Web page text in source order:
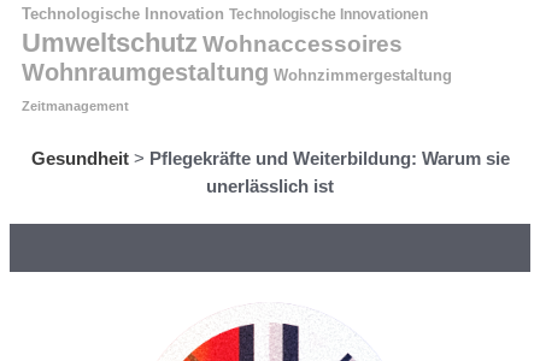
Technologische Innovation Technologische Innovationen
Umweltschutz Wohnaccessoires
Wohnraumgestaltung Wohnzimmergestaltung
Zeitmanagement
Gesundheit> Pflegekräfte und Weiterbildung: Warum sie
unerlässlich ist